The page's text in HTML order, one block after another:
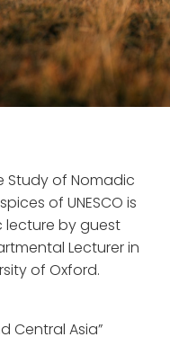
Study of Nomadic
of UNESCO is
lecture by guest
Lecturer in
of Oxford.
Central Asia”